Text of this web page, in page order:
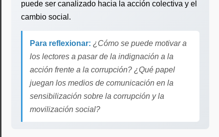
puede ser canalizado hacia la acción colectiva y el
cambio social.
Para reflexionar: ¿Cómo se puede motivar a
los lectores a pasar de la indignación a la
acción frente a la corrupción? ¿Qué papel
juegan los medios de comunicación en la
sensibilización sobre la corrupción y la
movilización social?